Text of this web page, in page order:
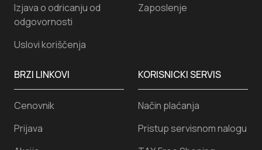
KORISNICKI SERVIS
Način plaćanja
Pristup servisnom nalogu
Izjava o odricanju od
odgovornosti
Uslovi koriščenja
Zaposlenje
BRZI LINKOVI
Cenovnik
Prijava